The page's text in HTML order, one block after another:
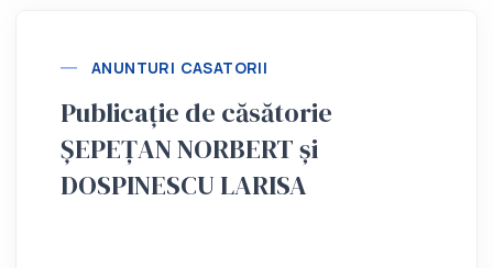
ANUNTURI CASATORII
Publicație de căsătorie
ȘEPEȚAN NORBERT și
DOSPINESCU LARISA